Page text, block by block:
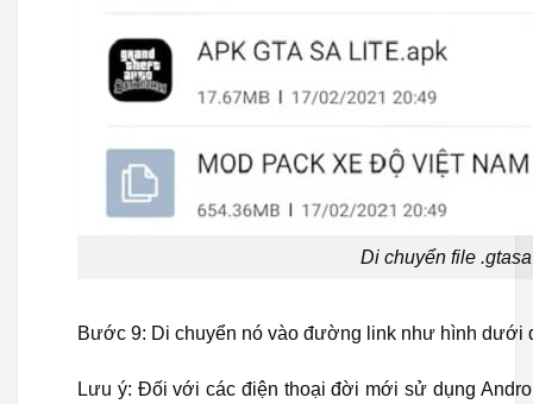
Di chuyển file .gtasa
Bước 9: Di chuyển nó vào đường link như hình dưới
Lưu ý: Đối với các điện thoại đời mới sử dụng